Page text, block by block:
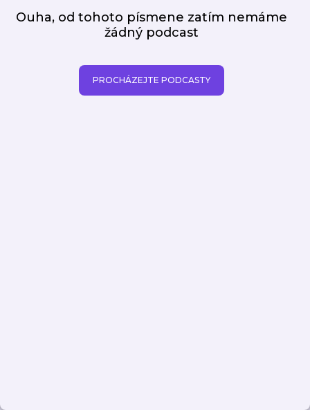
Ouha, od tohoto písmene zatím nemáme
žádný podcast
PROCHÁZEJTE PODCASTY